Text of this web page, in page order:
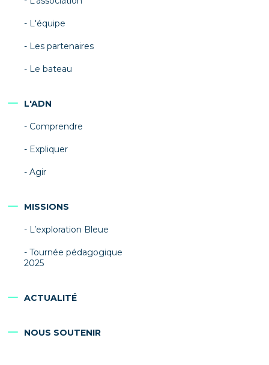
L'équipe
Les partenaires
Le bateau
L'ADN
Comprendre
Expliquer
Agir
MISSIONS
L’exploration Bleue
Tournée pédagogique
2025
ACTUALITÉ
NOUS SOUTENIR